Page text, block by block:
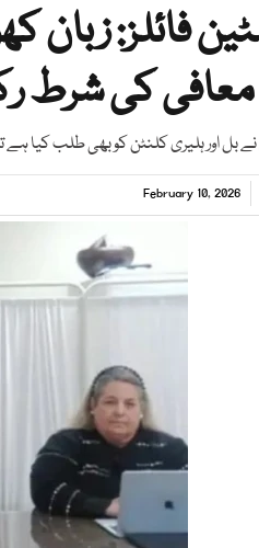
فائلز:
کی شرط
بل اور ہلیری کلنٹن کو بھی طلب کیا
February 10, 2026